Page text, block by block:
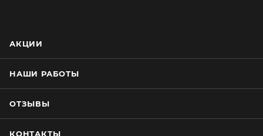
Лицевая сторона изготовлена из синтетического
нитками. Рисунок стёжки «соты».
ощупь и имеющих долгий срок службы.
АКЦИИ
НАШИ РАБОТЫ
ОТЗЫВЫ
КОНТАКТЫ